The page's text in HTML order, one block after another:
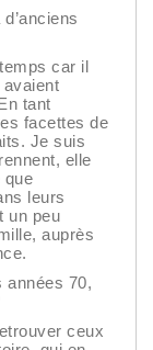
car il
tant
facettes de
Je suis
elle
que
leurs
un peu
auprès
années 70,
ceux